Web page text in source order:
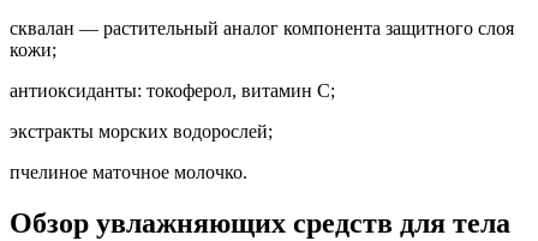
сквалан — растительный аналог компонента защитного слоя
кожи;
антиоксиданты: токоферол, витамин С;
экстракты морских водорослей;
пчелиное маточное молочко.
Обзор увлажняющих средств для тела